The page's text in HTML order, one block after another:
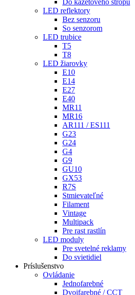
Do kazetového stropu
LED reflektory
Bez senzoru
So senzorom
LED trubice
T5
T8
LED žiarovky
E10
E14
E27
E40
MR11
MR16
AR111 / ES111
G23
G24
G4
G9
GU10
GX53
R7S
Stmievateľné
Filament
Vintage
Multipack
Pre rast rastlín
LED moduly
Pre svetelné reklamy
Do svietidiel
Príslušenstvo
Ovládanie
Jednofarebné
Dvojfarebné / CCT